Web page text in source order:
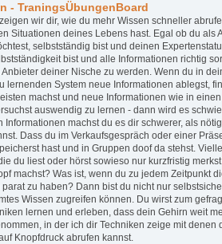
- TraningsÜbungenBoard
wir dir, wie du mehr Wissen schneller
Situationen deines Lebens hast. Egal ob du als
selbstständig bist und deinen
bist und alle Informationen richtig
deiner Nische zu werden. Wenn du in
lernenden System neue Informationen ablegst,
machst und neue Informationen wie in
auswendig zu lernen - dann wird es
Informationen machst du es dir schwerer, als
Dass du im Verkaufsgespräch oder einer
hast und in Gruppen doof da stehst.
du liest oder hörst sowieso nur kurzfristig
machst? Was ist, wenn du zu jedem Zeitpunkt
zu haben? Dann bist du nicht nur
Wissen zugreifen können. Du wirst zum
lernen und erleben, dass dein Gehirn weit
in der ich dir Techniken zeige mit denen
Knopfdruck abrufen kannst.